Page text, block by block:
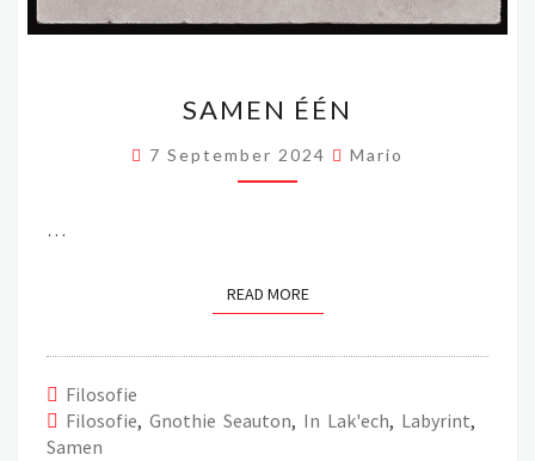
ÉÉN
SAMEN ÉÉN
7 September 2024 Mario
…
READ MOREREAD MORE
Filosofie
Filosofie, Gnothie Seauton, In Lak'ech, Labyrint,
Samen